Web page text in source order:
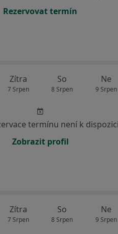
Rezervovat termín
Zítra
7 Srpen
So
8 Srpen
Ne
9 Srpen
termínu není k dispozici
Zobrazit profil
Zítra
7 Srpen
So
8 Srpen
Ne
9 Srpen